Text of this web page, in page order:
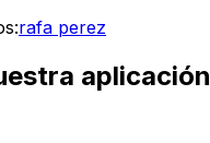
rafa perez
aplicación